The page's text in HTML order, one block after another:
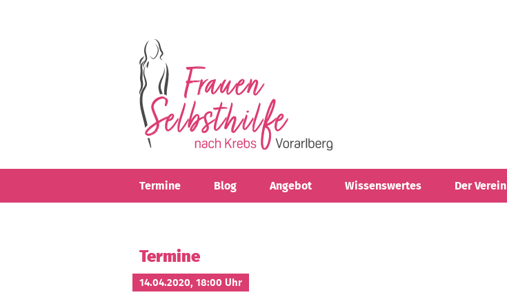
Termine Blog Angebot Wissenswertes Der Verein
Termine
14.04.2020, 18:00 Uhr